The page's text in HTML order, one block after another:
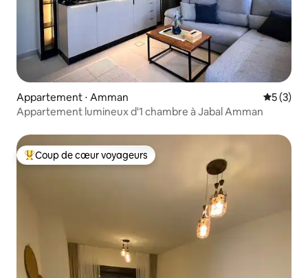
Appartement ⋅ Amman
5 (3)
Appartement lumineux d'1 chambre à Jabal Amman
Coups de cœur voyageurs les plus appréciés
Coup de cœur voyageurs